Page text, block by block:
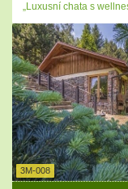
„Luxusní chata s
3M-008